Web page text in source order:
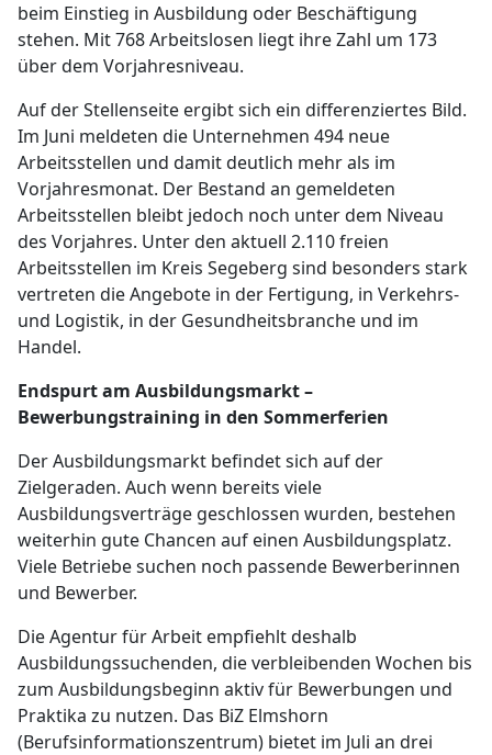
beim Einstieg in Ausbildung oder Beschäftigung
stehen. Mit 768 Arbeitslosen liegt ihre Zahl um 173
über dem Vorjahresniveau.
Auf der Stellenseite ergibt sich ein differenziertes Bild.
Im Juni meldeten die Unternehmen 494 neue
Arbeitsstellen und damit deutlich mehr als im
Vorjahresmonat. Der Bestand an gemeldeten
Arbeitsstellen bleibt jedoch noch unter dem Niveau
des Vorjahres. Unter den aktuell 2.110 freien
Arbeitsstellen im Kreis Segeberg sind besonders stark
vertreten die Angebote in der Fertigung, in Verkehrs-
und Logistik, in der Gesundheitsbranche und im
Handel.
Endspurt am Ausbildungsmarkt –
Bewerbungstraining in den Sommerferien
Der Ausbildungsmarkt befindet sich auf der
Zielgeraden. Auch wenn bereits viele
Ausbildungsverträge geschlossen wurden, bestehen
weiterhin gute Chancen auf einen Ausbildungsplatz.
Viele Betriebe suchen noch passende Bewerberinnen
und Bewerber.
Die Agentur für Arbeit empfiehlt deshalb
Ausbildungssuchenden, die verbleibenden Wochen bis
zum Ausbildungsbeginn aktiv für Bewerbungen und
Praktika zu nutzen. Das BiZ Elmshorn
(Berufsinformationszentrum) bietet im Juli an drei